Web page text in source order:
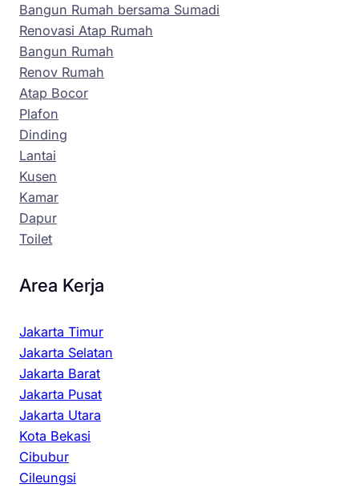
Bangun Rumah bersama Sumadi
Renovasi Atap Rumah
Bangun Rumah
Renov Rumah
Atap Bocor
Plafon
Dinding
Lantai
Kusen
Kamar
Dapur
Toilet
Area Kerja
Jakarta Timur
Jakarta Selatan
Jakarta Barat
Jakarta Pusat
Jakarta Utara
Kota Bekasi
Cibubur
Cileungsi